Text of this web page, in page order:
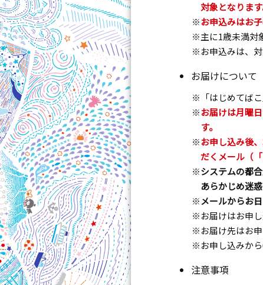
対象となります
お申込みはお
主に1歳未満対
お申込みは、
お届けについて
「はじめてば
お届けは月曜
す。
お申し込み後
だくメール（
システムの都
あらかじめ迷
メールからお
お届けはお申
お届け先はお
お申し込みか
注意事項